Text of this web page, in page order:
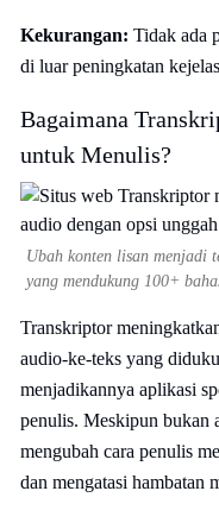
Kekurangan: Tidak ada
di luar peningkatan
Bagaimana
untuk Menulis?
Ubah konten lisan menjadi
yang mendukung 100+
Transkriptor
audio-ke-teks yang
menjadikannya aplikasi
penulis. Meskipun bukan
mengubah cara penulis
dan mengatasi hambatan